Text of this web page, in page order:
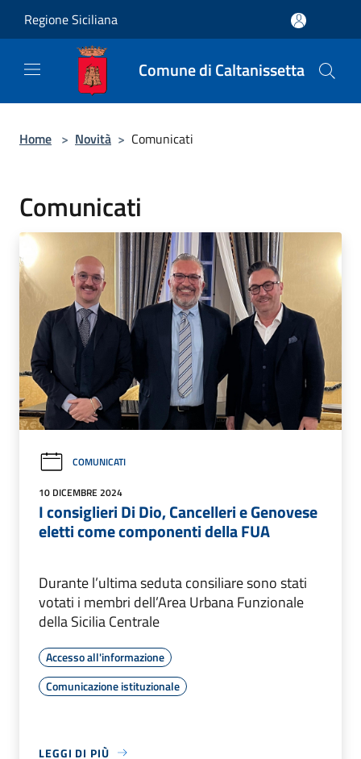
Regione Siciliana
Comune di Caltanissetta
Home > Novità > Comunicati
Comunicati
COMUNICATI
10 DICEMBRE 2024
I consiglieri Di Dio, Cancelleri e Genovese
eletti come componenti della FUA
Durante l’ultima seduta consiliare sono stati
votati i membri dell’Area Urbana Funzionale
della Sicilia Centrale
Accesso all'informazione
Comunicazione istituzionale
LEGGI DI PIÙ